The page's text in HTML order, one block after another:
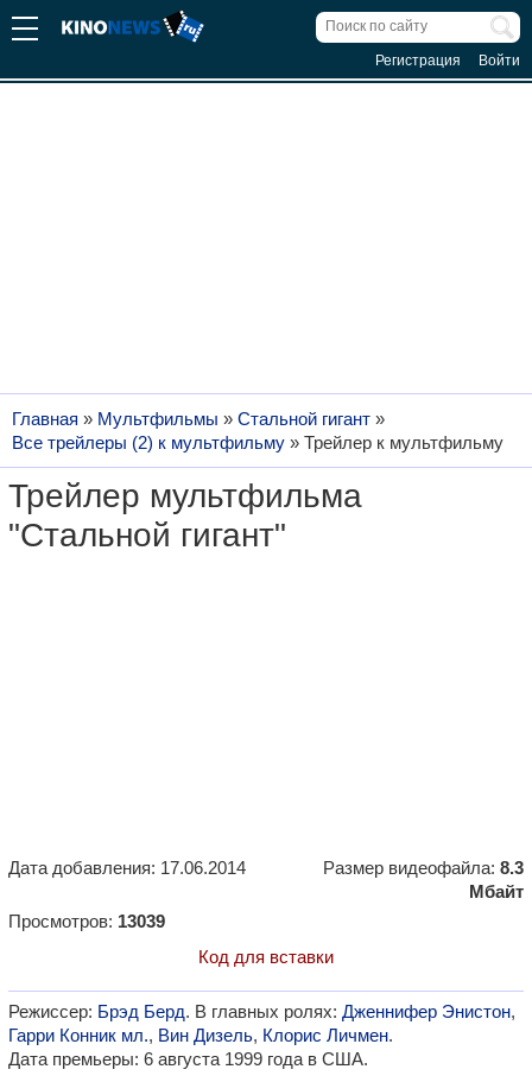
Регистрация Войти
Главная » Мультфильмы » Стальной гигант »
Все трейлеры (2) к мультфильму » Трейлер к мультфильму
Трейлер мультфильма
"Стальной гигант"
Дата добавления: 17.06.2014 Размер видеофайла: 8.3
Мбайт
Просмотров: 13039
Код для вставки
Режиссер: Брэд Берд. В главных ролях: Дженнифер Энистон,
Гарри Конник мл., Вин Дизель, Клорис Личмен.
Дата премьеры: 6 августа 1999 года в США.